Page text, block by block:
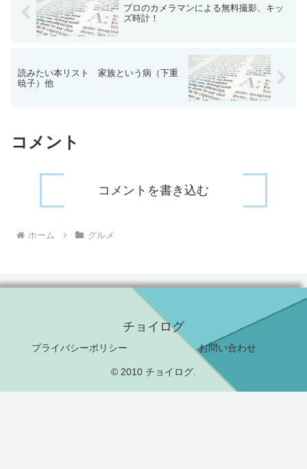
プロのカメラマンによる無料撮影、キッ
ズ時計！
読みたい本リスト 家族という病（下重
暁子）他
コメント
コメントを書き込む
ホーム グルメ
チョイログ
プライバシーポリシー お問い合わせ
© 2010 チョイログ.